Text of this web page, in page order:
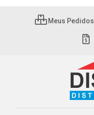
Meus Pedidos